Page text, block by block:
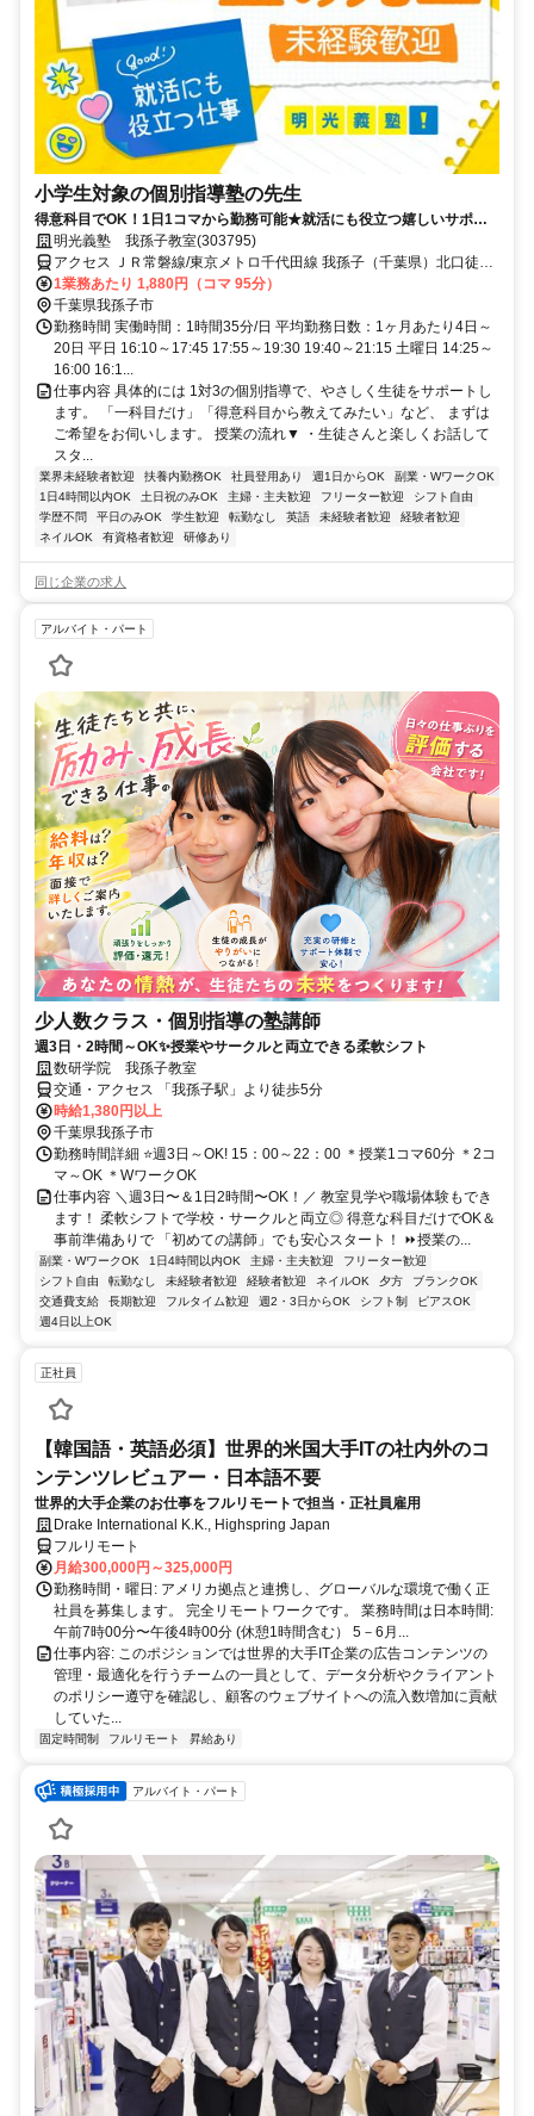
小学生対象の個別指導塾の先生
得意科目でOK！1日1コマから勤務可能★就活にも役立つ嬉しいサポー
トあり！ミドル・シニアも活躍中
明光義塾 我孫子教室(303795)
アクセス ＪＲ常磐線/東京メトロ千代田線 我孫子（千葉県）北口徒歩
約3分、ＪＲ成田線 我孫子（千葉県）北口徒歩約3分、ＪＲ常磐線/東
京メトロ千代田線 北柏北口徒歩約30分 あびこ駅から徒歩1分／我孫
子町駅から徒歩11分
1業務あたり 1,880円（コマ 95分）
千葉県我孫子市
勤務時間 実働時間：1時間35分/日 平均勤務日数：1ヶ月あたり4日～
20日 平日 16:10～17:45 17:55～19:30 19:40～21:15 土曜日 14:25～
16:00 16:1...
仕事内容 具体的には 1対3の個別指導で、やさしく生徒をサポートし
ます。 「一科目だけ」「得意科目から教えてみたい」など、 まずは
ご希望をお伺いします。 授業の流れ▼ ・生徒さんと楽しくお話して
スタ...
業界未経験者歓迎 扶養内勤務OK 社員登用あり 週1日からOK
副業・WワークOK
1日4時間以内OK
土日祝のみOK 主婦・主夫歓迎 フリーター歓迎
シフト自由
学歴不問
平日のみOK 学生歓迎 転勤なし 英語 未経験者歓迎
経験者歓迎
ネイルOK
有資格者歓迎 研修あり
同じ企業の求人
アルバイト・パート
少人数クラス・個別指導の塾講師
週3日・2時間～OK✨授業やサークルと両立できる柔軟シフト
数研学院 我孫子教室
交通・アクセス 「我孫子駅」より徒歩5分
時給1,380円以上
千葉県我孫子市
勤務時間詳細 ⭐週3日～OK! 15：00～22：00 ＊授業1コマ60分 ＊2コ
マ～OK ＊WワークOK
仕事内容 ＼週3日〜＆1日2時間〜OK！／ 教室見学や職場体験もでき
ます！ 柔軟シフトで学校・サークルと両立◎ 得意な科目だけでOK＆
事前準備ありで 「初めての講師」でも安心スタート！ ⏩授業の...
副業・WワークOK 1日4時間以内OK 主婦・主夫歓迎
フリーター歓迎
シフト自由
転勤なし 未経験者歓迎 経験者歓迎 ネイルOK 夕方
ブランクOK
交通費支給
長期歓迎 フルタイム歓迎 週2・3日からOK シフト制
ピアスOK
週4日以上OK
正社員
【韓国語・英語必須】世界的米国大手ITの社内外のコ
ンテンツレビュアー・日本語不要
世界的大手企業のお仕事をフルリモートで担当・正社員雇用
Drake International K.K., Highspring Japan
フルリモート
月給300,000円～325,000円
勤務時間・曜日: アメリカ拠点と連携し、グローバルな環境で働く正
社員を募集します。 完全リモートワークです。 業務時間は日本時間:
午前7時00分〜午後4時00分 (休憩1時間含む） 5－6月...
仕事内容: このポジションでは世界的大手IT企業の広告コンテンツの
管理・最適化を行うチームの一員として、データ分析やクライアント
のポリシー遵守を確認し、顧客のウェブサイトへの流入数増加に貢献
していた...
固定時間制 フルリモート 昇給あり
アルバイト・パート